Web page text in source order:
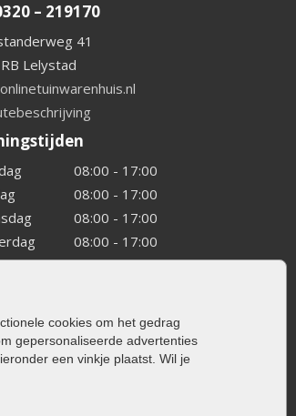
cookies om het gedrag
gepersonaliseerde advertenties
een vinkje plaatst. Wil je
– 219170
41
Lelystad
08:00 - 17:00
08:00 - 17:00
08:00 - 17:00
08:00 - 17:00
08:00 - 17:00